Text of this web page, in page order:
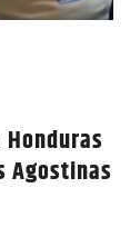
Agostinas